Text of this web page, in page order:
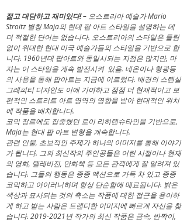
젊고 대담하고 재미있다! – 오스트리아 예술가 Mario
Stroitz 별칭 Maja의 현대 팝 아트 스타일을 설명하는 데
더 적절한 단어는 없습니다. 오스트리아의 스타일은 틀림
없이 위대한 현대 미국 예술가들의 스타일을 기반으로 합
니다. 1960년대 팝아트와 동일시되는 지점은 많지만, 마
자는 이 스타일을 계속 발전시켜 있음. 네온이나 형광등
의 사용을 통해 팝아트는 지금에 이르렀다. 배경의 스텐실
그래피티 디자인도 이에 기여하고 점점 더 현재적이고 보
편적인 스트리트 아트 영역의 영향을 받아 현대적인 위치
에 작품을 배치합니다.
코믹 장르에도 집중했던 로이 리히텐슈타인을 기반으로,
Maja는 현대 팝 아트 변형을 계속합니다.
관련 인물, 초보적인 주제가 하나의 이미지를 통해 이야기
가 됩니다. 그의 최신작의 주인공들은 어린 시절이나 현재
의 영화, 텔레비전, 만화책 등 모든 관객에게 잘 알려져 있
습니다. 그들의 행동은 종종 액션으로 가득 차 있고 종종
코믹하고 아이러니하며 항상 단순함에 매료됩니다. 밝은
색상과 묘사되는 것의 축소는 작품에 대한 접근을 용이하
게 하고 받는 사람은 트렌디한 이미지에 빠르게 자신을 찾
습니다. 2019-2021년 작가의 최신 작품은 금속, 반짝이,